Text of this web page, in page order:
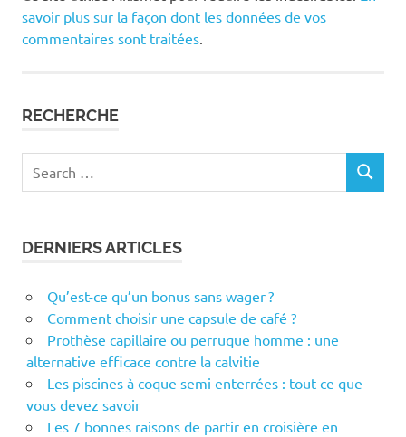
savoir plus sur la façon dont les données de vos
commentaires sont traitées.
RECHERCHE
SEARCH
DERNIERS ARTICLES
Qu’est-ce qu’un bonus sans wager ?
Comment choisir une capsule de café ?
Prothèse capillaire ou perruque homme : une
alternative efficace contre la calvitie
Les piscines à coque semi enterrées : tout ce que
vous devez savoir
Les 7 bonnes raisons de partir en croisière en